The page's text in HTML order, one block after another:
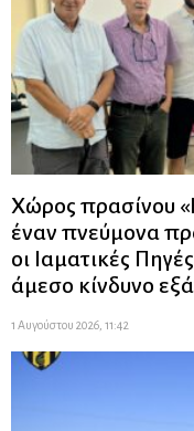
Χώρος πρασίνου
έναν πνεύμονα
οι Ιαματικές
άμεσο κίνδυνο
1 Αυγούστου 2026, 11:42